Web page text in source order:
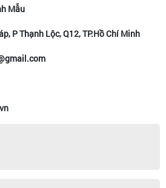
Mẫu
P Thạnh Lộc, Q12, TP.Hồ Chí Minh